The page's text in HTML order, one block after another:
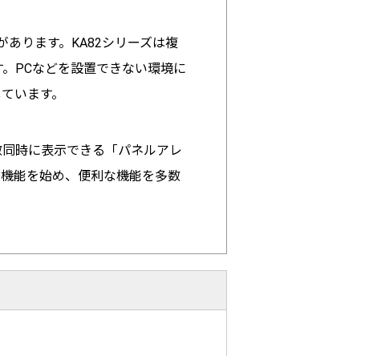
あります。KA82シリーズは複
PCなどを設置できない環境に
います。
時に表示できる「パネルアレ
能を始め、便利な機能を多数